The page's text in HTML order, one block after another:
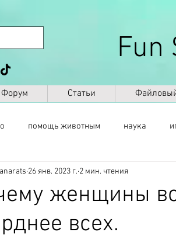
Fun
Форум Статьи
помощь животным наука
другое саморазвитие
космос география
женщины
всех.
26 янв. 2023 г. 2 мин. чтения